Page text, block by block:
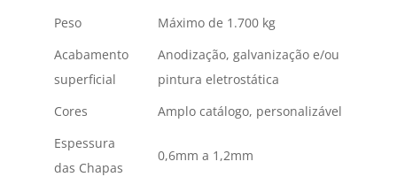
Peso
Máximo de 1.700 kg
Acabamento
superficial
Anodização, galvanização e/ou
pintura eletrostática
Cores
Amplo catálogo, personalizável
Espessura
das Chapas
0,6mm a 1,2mm